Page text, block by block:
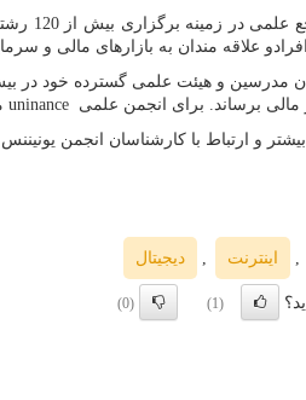
علاقه مندان به بازارهای مالی و
مالی برساند. برای انجمن علمی uninance
و ارتباط با کارشناسان انجمن یونیننس
, اینترنت , دیجیتال
(1)
(0)